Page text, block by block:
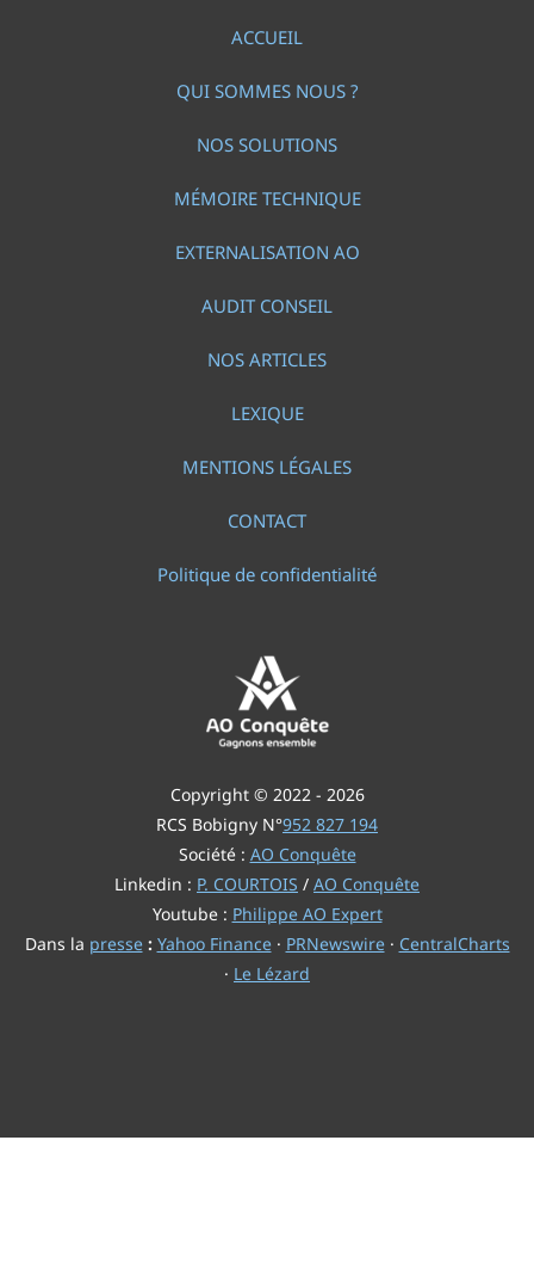
ACCUEIL
QUI SOMMES NOUS ?
NOS SOLUTIONS
MÉMOIRE TECHNIQUE
EXTERNALISATION AO
AUDIT CONSEIL
NOS ARTICLES
LEXIQUE
MENTIONS LÉGALES
CONTACT
Politique de confidentialité
Copyright © 2022 - 2026
RCS Bobigny N°952 827 194
Société : AO Conquête
Linkedin : P. COURTOIS / AO Conquête
Youtube : Philippe AO Expert
Dans la presse: Yahoo Finance· PRNewswire· CentralCharts
· Le Lézard